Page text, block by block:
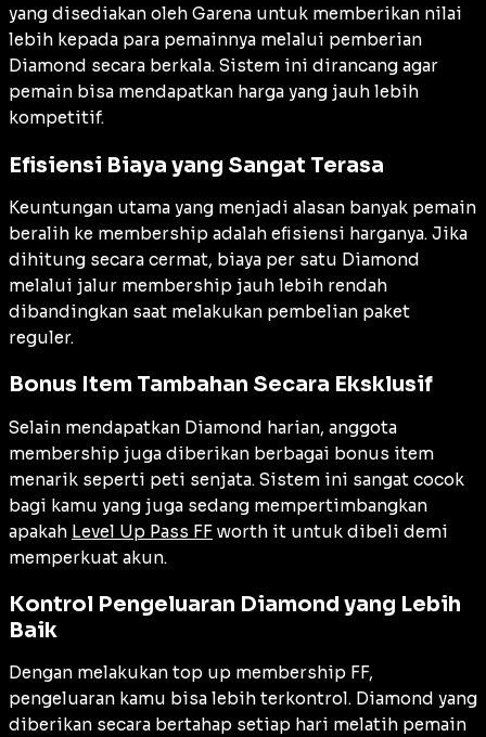
yang disediakan oleh Garena untuk memberikan nilai
lebih kepada para pemainnya melalui pemberian
Diamond secara berkala. Sistem ini dirancang agar
pemain bisa mendapatkan harga yang jauh lebih
kompetitif.
Efisiensi Biaya yang Sangat Terasa
Keuntungan utama yang menjadi alasan banyak pemain
beralih ke membership adalah efisiensi harganya. Jika
dihitung secara cermat, biaya per satu Diamond
melalui jalur membership jauh lebih rendah
dibandingkan saat melakukan pembelian paket
reguler.
Bonus Item Tambahan Secara Eksklusif
Selain mendapatkan Diamond harian, anggota
membership juga diberikan berbagai bonus item
menarik seperti peti senjata. Sistem ini sangat cocok
bagi kamu yang juga sedang mempertimbangkan
apakah Level Up Pass FF worth it untuk dibeli demi
memperkuat akun.
Kontrol Pengeluaran Diamond yang Lebih
Baik
Dengan melakukan top up membership FF,
pengeluaran kamu bisa lebih terkontrol. Diamond yang
diberikan secara bertahap setiap hari melatih pemain